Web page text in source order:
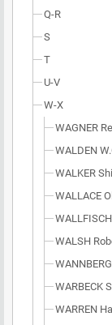
Q-R
S
T
U-V
W-X
WAGNER
WALDEN
WALKER
WALLACE
WALSH
WARBECK
WARREN